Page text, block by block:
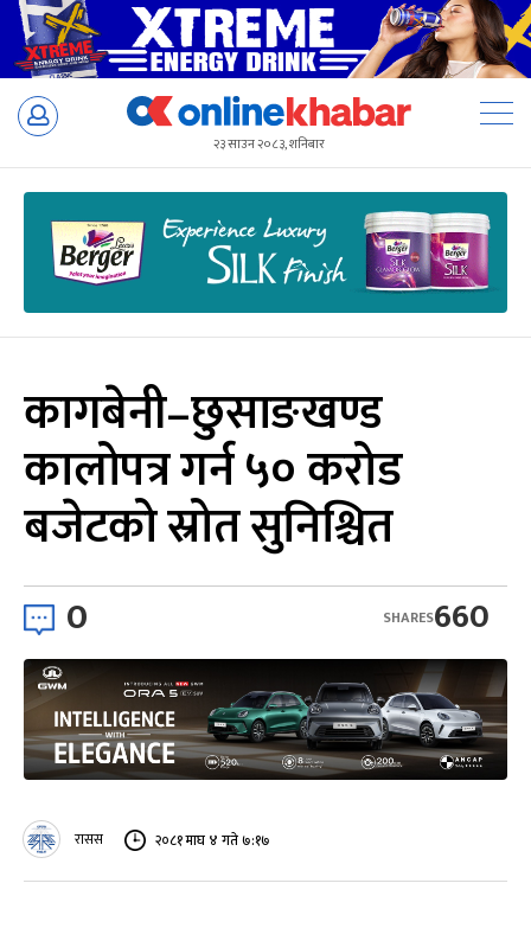
Skip
२३ साउन २०८३, शनिबार
कागबेनी–छुसाङखण्ड
कालोपत्र गर्न ५० करोड
बजेटको स्रोत सुनिश्चित
0 660
SHARES
रासस २०८१ माघ ४ गते ७:१७